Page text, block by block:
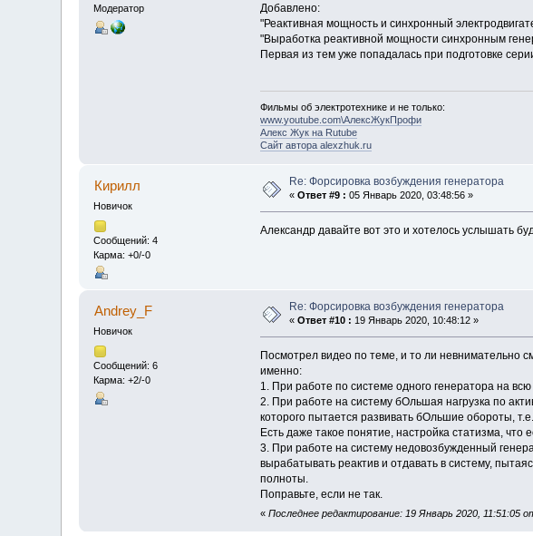
Модератор
Добавлено:
"Реактивная мощность и синхронный
"Выработка реактивной мощности синхронным
Первая из тем уже попадалась при подготовке
Фильмы об электротехнике и не только:
www.youtube.com\АлексЖукПрофи
Алекс Жук на Rutube
Сайт автора alexzhuk.ru
Кирилл
Новичок
Сообщений: 4
Карма: +0/-0
Re: Форсировка возбуждения генератора
«Ответ #9 : 05 Январь 2020, 03:48:56 »
Александр давайте вот это и хотелось услышать
Andrey_F
Новичок
Сообщений: 6
Карма: +2/-0
Re: Форсировка возбуждения генератора
«Ответ #10 : 19 Январь 2020, 10:48:12 »
Посмотрел видео по теме, и то ли невнимательно
именно:
1. При работе по системе одного генератора на
2. При работе на систему бОльшая нагрузка по
которого пытается развивать бОльшие обороты,
Есть даже такое понятие, настройка статизма, что
3. При работе на систему недовозбужденный
вырабатывать реактив и отдавать в систему,
полноты.
Поправьте, если не так.
« Последнее редактирование: 19 Январь 2020, 11:51:05